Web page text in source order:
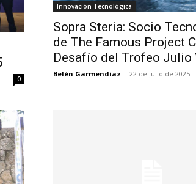
0
Innovación Tecnológica
Sopra Steria: Socio
de The Famous Project
Desafío del Trofeo Julio
Belén Garmendiaz - 22 de julio de 2025